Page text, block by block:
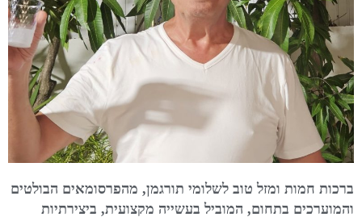
ברכות חמות ומזל טוב לשלומי תורגמן, מהפרסומאים הבולטים
והמוערכים בתחום, המוביל בעשייה מקצועית, ביצירתיות